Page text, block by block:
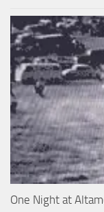
One Night at